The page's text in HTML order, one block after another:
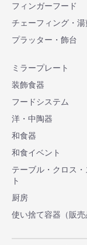
フィンガーフード
チェーフィング・湯
プラッター・飾台
ミラープレート
装飾食器
フードシステム
洋・中陶器
和食器
和食イベント
テーブル・クロス・
ト
厨房
使い捨て容器（販売